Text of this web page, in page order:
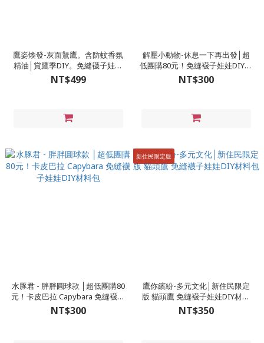
鷹姿煥發-灰面鵟鷹。含防蚊香氛
精油│賞鷹季DIY。免縫襪子娃娃
材料包
NT$499
解壓小動物-休息一下再出發│超
低團購80元！免縫襪子娃娃DIY材
料包
NT$300
水豚君 - 胖胖圓球款 │超低團購80
元！卡皮巴拉 Capybara 免縫襪子
娃娃DIY材料包
NT$300
新住民限定版
鷹你繽紛-多元文化│新住民限定
版 貓頭鷹 免縫襪子娃娃DIY材料
包
NT$350